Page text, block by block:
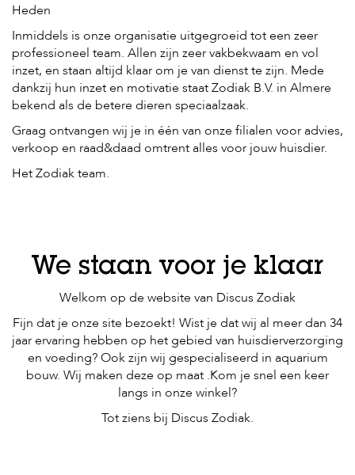
Heden
Inmiddels is onze organisatie uitgegroeid tot een zeer
professioneel team. Allen zijn zeer vakbekwaam en vol
inzet, en staan altijd klaar om je van dienst te zijn. Mede
dankzij hun inzet en motivatie staat Zodiak B.V. in Almere
bekend als de betere dieren speciaalzaak.
Graag ontvangen wij je in één van onze filialen voor advies,
verkoop en raad&daad omtrent alles voor jouw huisdier.
Het Zodiak team.
We staan voor je klaar
Welkom op de website van Discus Zodiak
Fijn dat je onze site bezoekt! Wist je dat wij al meer dan 34
jaar ervaring hebben op het gebied van huisdierverzorging
en voeding? Ook zijn wij gespecialiseerd in aquarium
bouw. Wij maken deze op maat .Kom je snel een keer
langs in onze winkel?
Tot ziens bij Discus Zodiak.